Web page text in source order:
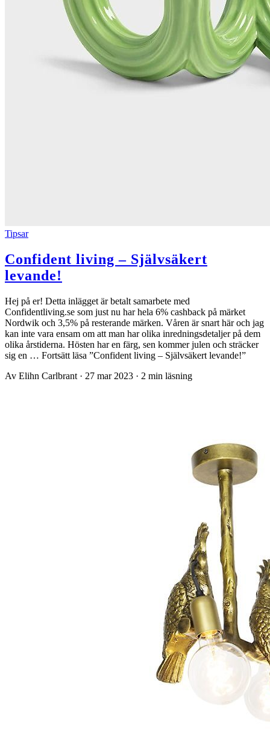
Tipsar
Confident living – Självsäkert
levande!
Hej på er! Detta inlägget är betalt samarbete med
Confidentliving.se som just nu har hela 6% cashback på märket
Nordwik och 3,5% på resterande märken. Våren är snart här och jag
kan inte vara ensam om att man har olika inredningsdetaljer på dem
olika årstiderna. Hösten har en färg, sen kommer julen och sträcker
sig en … Fortsätt läsa ”Confident living – Självsäkert levande!”
Av Elihn Carlbrant · 27 mar 2023 · 2 min läsning